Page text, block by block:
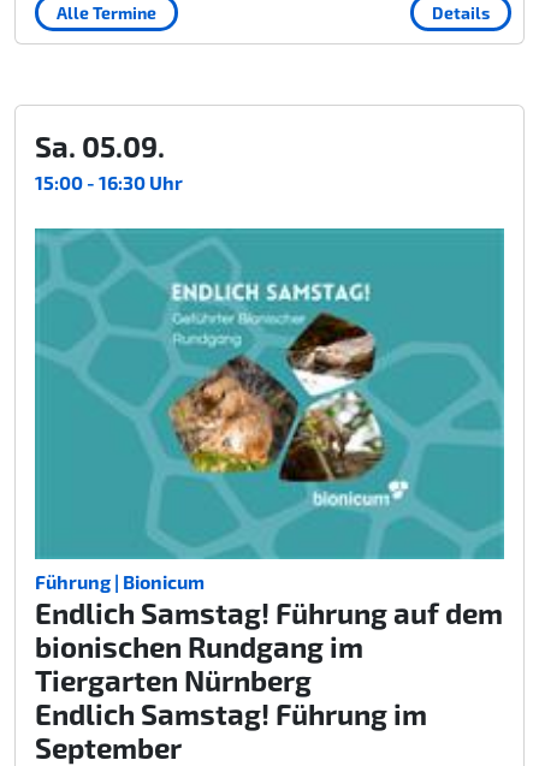
Details
Alle Termine
Sa. 05.09.
15:00 - 16:30 Uhr
Führung | Bionicum
Endlich Samstag! Führung auf dem
bionischen Rundgang im
Tiergarten Nürnberg
Endlich Samstag! Führung im
September